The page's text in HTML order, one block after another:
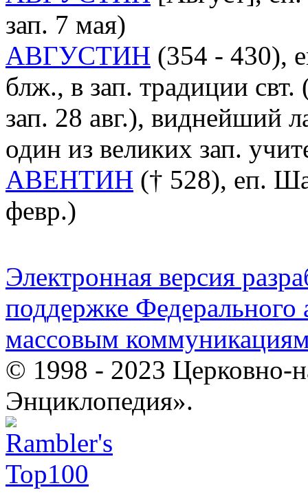
зап. 7 мая)
АВГУСТИН (354 - 430),
блж., в зап. традиции
зап. 28 авг.), виднейший
один из великих зап.
АВЕНТИН († 528), еп.
февр.)
Электронная версия
поддержке Федерального
массовым
© 1998 - 2023 Церковно-
Энциклопедия».